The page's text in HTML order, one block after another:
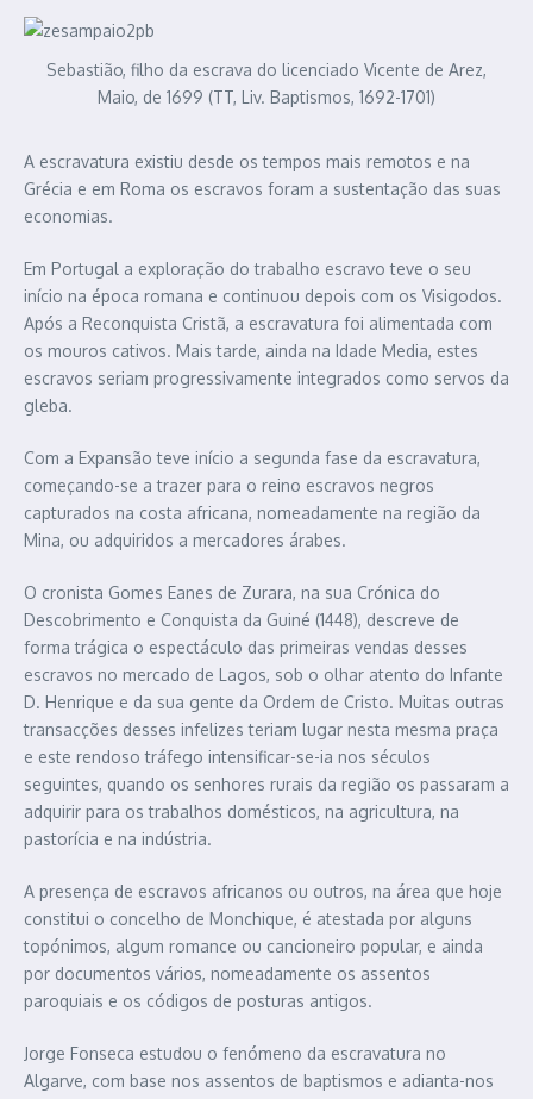
Sebastião, filho da escrava do licenciado Vicente de Arez,
Maio, de 1699 (TT, Liv. Baptismos, 1692-1701)
A escravatura existiu desde os tempos mais remotos e na
Grécia e em Roma os escravos foram a sustentação das suas
economias.
Em Portugal a exploração do trabalho escravo teve o seu
início na época romana e continuou depois com os Visigodos.
Após a Reconquista Cristã, a escravatura foi alimentada com
os mouros cativos. Mais tarde, ainda na Idade Media, estes
escravos seriam progressivamente integrados como servos da
gleba.
Com a Expansão teve início a segunda fase da escravatura,
começando-se a trazer para o reino escravos negros
capturados na costa africana, nomeadamente na região da
Mina, ou adquiridos a mercadores árabes.
O cronista Gomes Eanes de Zurara, na sua Crónica do
Descobrimento e Conquista da Guiné (1448), descreve de
forma trágica o espectáculo das primeiras vendas desses
escravos no mercado de Lagos, sob o olhar atento do Infante
D. Henrique e da sua gente da Ordem de Cristo. Muitas outras
transacções desses infelizes teriam lugar nesta mesma praça
e este rendoso tráfego intensificar-se-ia nos séculos
seguintes, quando os senhores rurais da região os passaram a
adquirir para os trabalhos domésticos, na agricultura, na
pastorícia e na indústria.
A presença de escravos africanos ou outros, na área que hoje
constitui o concelho de Monchique, é atestada por alguns
topónimos, algum romance ou cancioneiro popular, e ainda
por documentos vários, nomeadamente os assentos
paroquiais e os códigos de posturas antigos.
Jorge Fonseca estudou o fenómeno da escravatura no
Algarve, com base nos assentos de baptismos e adianta-nos